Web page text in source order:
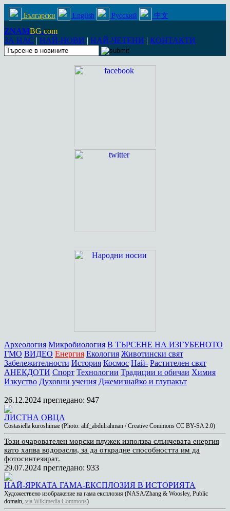
Български English Русский 中文
ZNAMBG.com
ЗА НАС | НАЙ-НОВИ | НАЙ-ЧЕТЕНИ | КОНТАКТИ
Археология Микробиология В ТЪРСЕНЕ НА ИЗГУБЕНОТО
ГМО ВИДЕО Енергия Екология Животински свят
Забележителности История Космос Най- Растителен свят
АНЕКДОТИ Спорт Технологии Традиции и обичаи Химия
Изкуство Духовни учения Джемизнайко и глупакът
26.12.2024 прегледано: 947
ЛИСТНА ОВЦА
Costasiella kuroshimae (Photo: alif_abdulrahman / Creative Commons CC BY-SA 2.0)
Този очарователен морски плужек използва слънчевата енергия
като хапва водорасли, за да открадне способността им да
фотосинтезират.
29.07.2024 прегледано: 933
НАЙ-ЯРКАТА ГАМА-ЕКСПЛОЗИЯ В ИСТОРИЯТА
Художествено изображение на гама експлозия (NASA/Zhang & Woosley, Public
domain, via Wikimedia Commons)